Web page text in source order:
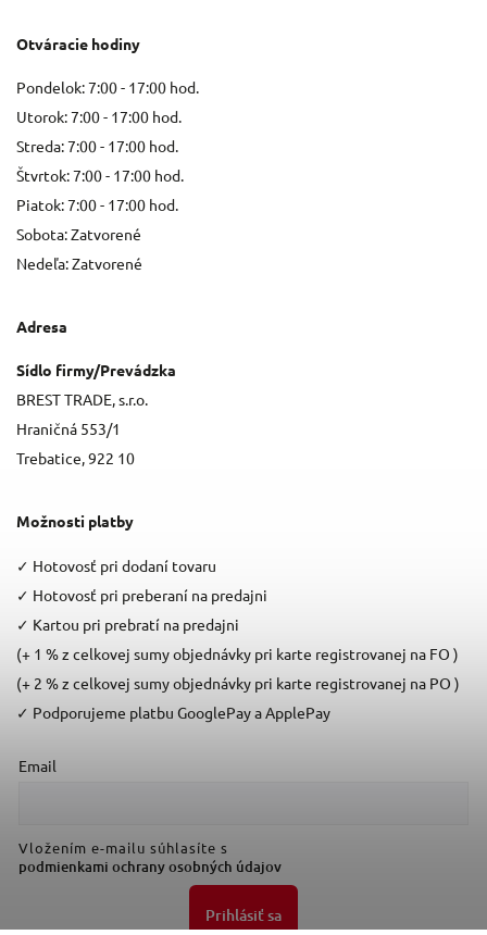
Otváracie hodiny
Pondelok: 7:00 - 17:00 hod.
Utorok: 7:00 - 17:00 hod.
Streda: 7:00 - 17:00 hod.
Štvrtok: 7:00 - 17:00 hod.
Piatok: 7:00 - 17:00 hod.
Sobota: Zatvorené
Nedeľa: Zatvorené
Adresa
Sídlo firmy/Prevádzka
BREST TRADE, s.r.o.
Hraničná 553/1
Trebatice, 922 10
Možnosti platby
✓ Hotovosť pri dodaní tovaru
✓ Hotovosť pri preberaní na predajni
✓ Kartou pri prebratí na predajni
(+ 1 % z celkovej sumy objednávky pri karte registrovanej na FO )
(+ 2 % z celkovej sumy objednávky pri karte registrovanej na PO )
✓ Podporujeme platbu GooglePay a ApplePay
Email
Vložením e-mailu súhlasíte s
podmienkami ochrany osobných údajov
Prihlásiť sa